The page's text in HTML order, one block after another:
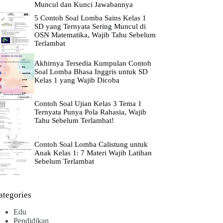
Muncul dan Kunci Jawabannya
5 Contoh Soal Lomba Sains Kelas 1
SD yang Ternyata Sering Muncul di
OSN Matematika, Wajib Tahu Sebelum
Terlambat
Akhirnya Tersedia Kumpulan Contoh
Soal Lomba Bhasa Inggris untuk SD
Kelas 1 yang Wajib Dicoba
Contoh Soal Ujian Kelas 3 Tema 1
Ternyata Punya Pola Rahasia, Wajib
Tahu Sebelum Terlambat!
Contoh Soal Lomba Calistung untuk
Anak Kelas 1: 7 Materi Wajib Latihan
Sebelum Terlambat
Edu
Pendidikan